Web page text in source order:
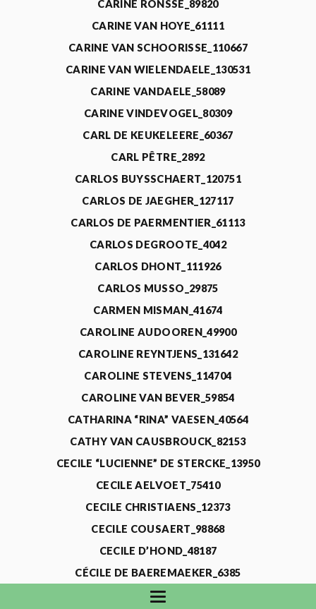
CARINE RONSSE_89820
CARINE VAN HOYE_61111
CARINE VAN SCHOORISSE_110667
CARINE VAN WIELENDAELE_130531
CARINE VANDAELE_58089
CARINE VINDEVOGEL_80309
CARL DE KEUKELEERE_60367
CARL PÊTRE_2892
CARLOS BUYSSCHAERT_120751
CARLOS DE JAEGHER_127117
CARLOS DE PAERMENTIER_61113
CARLOS DEGROOTE_4042
CARLOS DHONT_111926
CARLOS MUSSO_29875
CARMEN MISMAN_41674
CAROLINE AUDOOREN_49900
CAROLINE REYNTJENS_131642
CAROLINE STEVENS_114704
CAROLINE VAN BEVER_59854
CATHARINA “RINA” VAESEN_40564
CATHY VAN CAUSBROUCK_82153
CECILE “LUCIENNE” DE STERCKE_13950
CECILE AELVOET_75410
CECILE CHRISTIAENS_12373
CECILE COUSAERT_98868
CECILE D’HOND_48187
CÉCILE DE BAEREMAEKER_6385
CECILE DE WAELE_4731